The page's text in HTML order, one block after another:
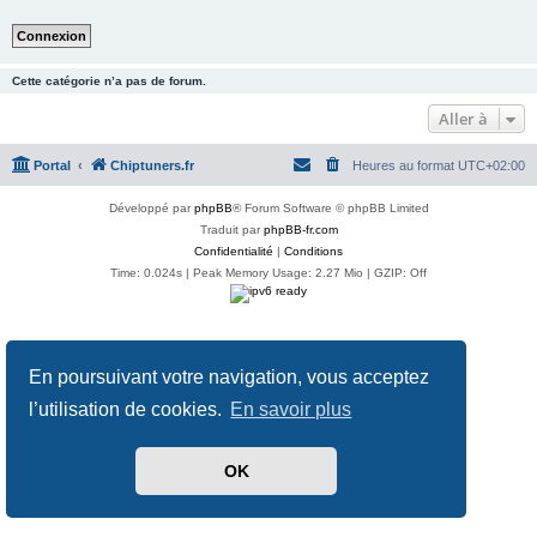
En poursuivant votre navigation, vous acceptez
l’utilisation de cookies. En savoir plus
OK
Cette catégorie n’a pas de forum.
Aller à
Portal Chiptuners.fr Heures au format UTC+02:00
Développé parphpBB® Forum Software © phpBB Limited
Traduit parphpBB-fr.com
Confidentialité | Conditions
Time: 0.024s | Peak Memory Usage: 2.27 Mio | GZIP: Off